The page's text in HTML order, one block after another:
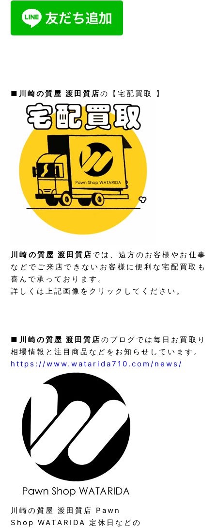
■ 川崎の質屋 渡田質店の【宅配買取 】
川崎の質屋 渡田質店 では、遠方のお客様やお仕事
などでご来店できないお客様に便利な宅配買取も
喜んで承っております。
詳しくは上記画像をクリックしてください。
■ 川崎の質屋 渡田質店 のブログでは毎日お買取り
相場情報と注目商品などをお知らせしています。
https://www.watarida710.com/news/
川崎の質屋 渡田質店 Pawn
Shop WATARIDA 定休日などの